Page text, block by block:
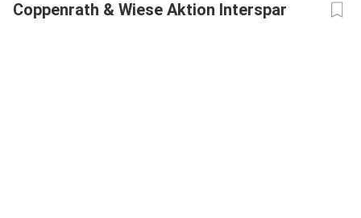
Coppenrath & Wiese Aktion Interspar